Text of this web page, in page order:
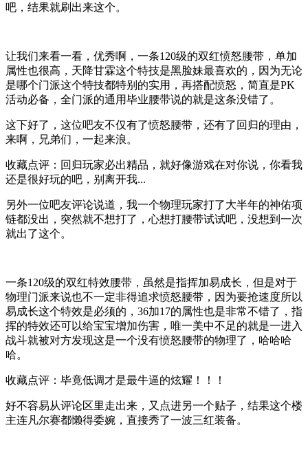
吧，结果就刷出来这个。
让我们来看一看，优秀啊，一条120级的双红愤怒腰带，单加
属性也很高，天降甘霖这个特技是黑脸妹最喜欢的，因为无论
是哪个门派这个特技都特别的实用，再搭配愤怒，简直是PK
活动必备，全门派的通用毕业腰带说的就是这条没错了。
这下好了，这位吧友不仅有了愤怒腰带，还有了回归的理由，
来啊，兄弟们，一起来浪。
收藏点评：回归玩家必出精品，就好像游戏在对你说，你看我
还是很好玩的吧，别离开我...
另外一位吧友评论说道，我一个物理玩家打了大半年的神佑项
链都没出，突然就不想打了，心想打腰带试试吧，没想到一次
就出了这个。
一条120级的双红特效腰带，虽然是指挥加易成长，但是对于
物理门派来说也不一定非得追求愤怒腰带，因为要抢速度所以
易成长这个特效是必须的，36加17的属性也是非常不错了，指
挥的特效还可以给宝宝增加伤害，唯一美中不足的就是一进入
战斗就被对方发现这是一个没有愤怒腰带的物理了，哈哈哈
哈。
收藏点评：毕竟低调才是最牛逼的炫耀！！！
好不容易从评论区里走出来，又点进另一个贴子，结果这个楼
主连凡尔赛都懒得委婉，直接秀了一波三红装备。